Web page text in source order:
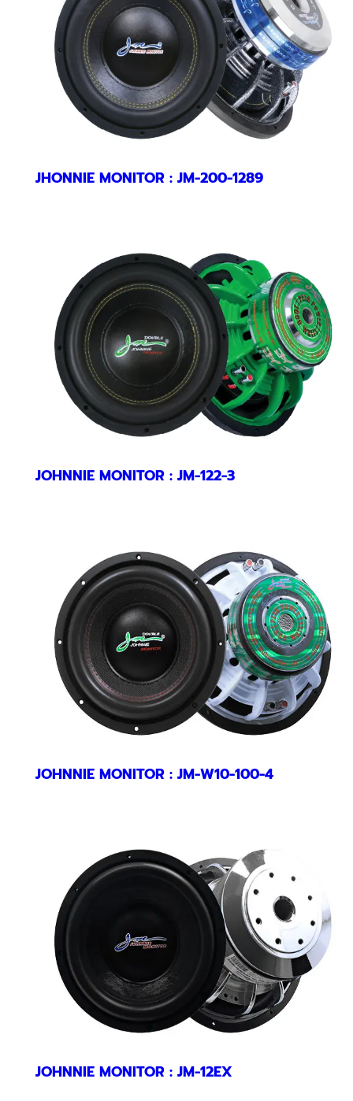
JHONNIE MONITOR : JM-200-1289
JOHNNIE MONITOR : JM-122-3
JOHNNIE MONITOR : JM-W10-100-4
JOHNNIE MONITOR : JM-12EX